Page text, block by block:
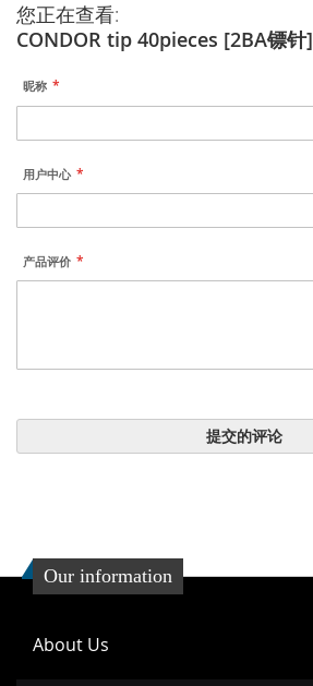
您正在查看:
CONDOR tip 40pieces [2BA镖针]
昵称
用户中心
产品评价
提交的评论
Our information
About Us